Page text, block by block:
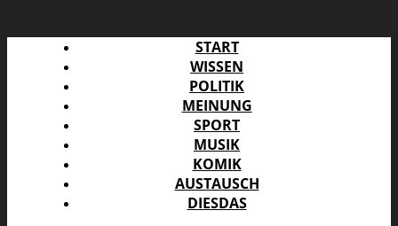
START
WISSEN
POLITIK
MEINUNG
SPORT
MUSIK
KOMIK
AUSTAUSCH
DIESDAS